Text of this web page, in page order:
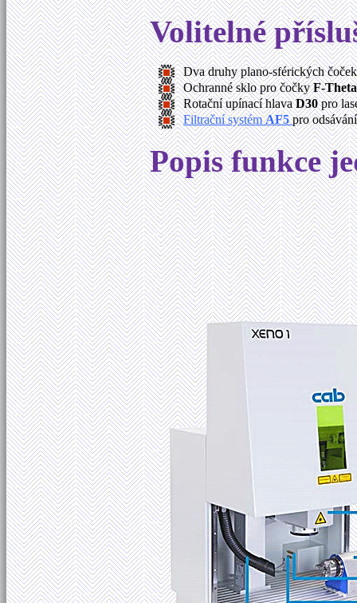
Volitelné
Dva druhy plano-sférických
Ochranné sklo pro čočkyF-Theta
Rotační upínací hlavaD30pro
Filtrační systémAF5 pro
Popis funkce